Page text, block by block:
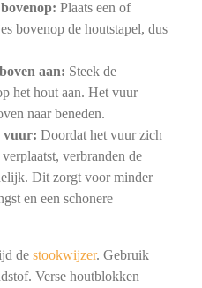
Plaats een of
bovenop de houtstapel, dus
aan: Steek de
het hout aan. Het vuur
naar beneden.
vuur: Doordat het vuur zich
verbranden de
Dit zorgt voor minder
en een schonere
de stookwijzer. Gebruik
Verse houtblokken